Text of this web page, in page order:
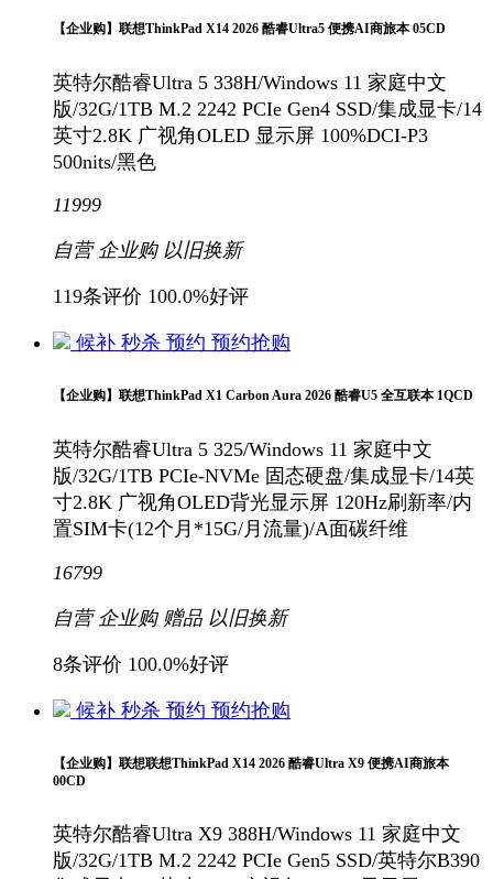
【企业购】联想ThinkPad X14 2026 酷睿Ultra5 便携AI商旅本 05CD
英特尔酷睿Ultra 5 338H/Windows 11 家庭中文
版/32G/1TB M.2 2242 PCIe Gen4 SSD/集成显卡/14
英寸2.8K 广视角OLED 显示屏 100%DCI-P3
500nits/黑色
11999
自营 企业购 以旧换新
119条评价 100.0%好评
候补 秒杀 预约 预约抢购
【企业购】联想ThinkPad X1 Carbon Aura 2026 酷睿U5 全互联本 1QCD
英特尔酷睿Ultra 5 325/Windows 11 家庭中文
版/32G/1TB PCIe-NVMe 固态硬盘/集成显卡/14英
寸2.8K 广视角OLED背光显示屏 120Hz刷新率/内
置SIM卡(12个月*15G/月流量)/A面碳纤维
16799
自营 企业购 赠品 以旧换新
8条评价 100.0%好评
候补 秒杀 预约 预约抢购
【企业购】联想联想ThinkPad X14 2026 酷睿Ultra X9 便携AI商旅本
00CD
英特尔酷睿Ultra X9 388H/Windows 11 家庭中文
版/32G/1TB M.2 2242 PCIe Gen5 SSD/英特尔B390